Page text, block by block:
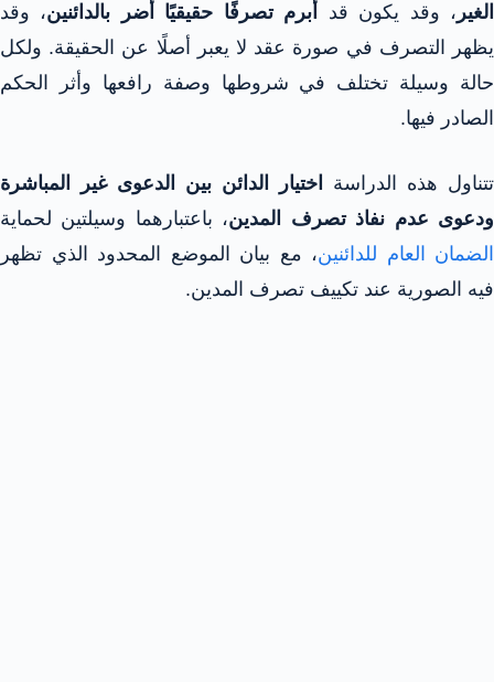
الغير ، وقد يكون قد أبرم تصرفًا حقيقيًا أضر بالدائنين، وقد
يظهر التصرف في صورة عقد لا يعبر أصلًا عن الحقيقة. ولكل
حالة وسيلة تختلف في شروطها وصفة رافعها وأثر الحكم
الصادر فيها.
تتناول هذه الدراسة
اختيار الدائن بين الدعوى غير المباشرة
ودعوى عدم نفاذ تصرف المدين، باعتبارهما وسيلتين لحماية
الضمان العام للدائنين، مع بيان الموضع المحدود الذي تظهر
فيه الصورية عند تكييف تصرف المدين.